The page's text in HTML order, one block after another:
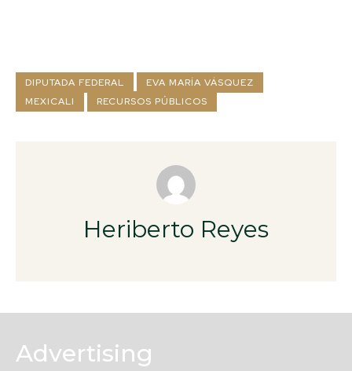
DIPUTADA FEDERAL
EVA MARÍA VÁSQUEZ
MEXICALI
RECURSOS PÚBLICOS
Heriberto Reyes
Advertising